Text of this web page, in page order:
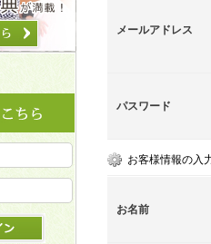
メールアドレス
パスワード
お客様情報の入
お名前